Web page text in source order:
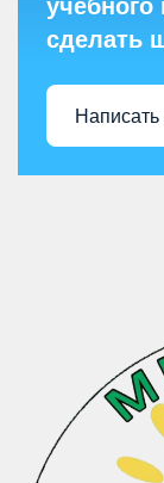
учебного
сделать